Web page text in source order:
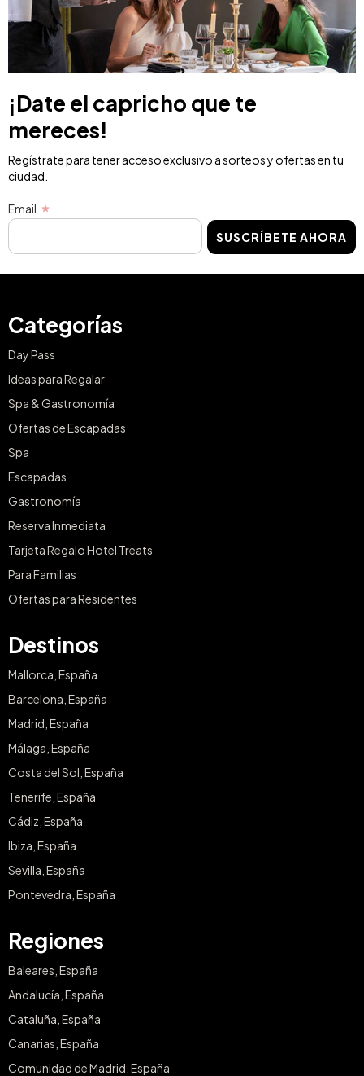
¡Date el capricho que te
mereces!
Regístrate para tener acceso exclusivo a sorteos y ofertas en tu
ciudad.
Email
SUSCRÍBETE AHORA
Categorías
Day Pass
Ideas para Regalar
Spa & Gastronomía
Ofertas de Escapadas
Spa
Escapadas
Gastronomía
Reserva Inmediata
Tarjeta Regalo Hotel Treats
Para Familias
Ofertas para Residentes
Destinos
Mallorca, España
Barcelona, España
Madrid, España
Málaga, España
Costa del Sol, España
Tenerife, España
Cádiz, España
Ibiza, España
Sevilla, España
Pontevedra, España
Regiones
Baleares, España
Andalucía, España
Cataluña, España
Canarias, España
Comunidad de Madrid, España